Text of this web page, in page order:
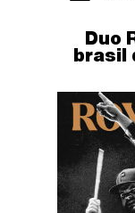
Duo
brasil